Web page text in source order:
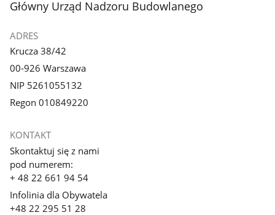
stopka
Główny Urząd Nadzoru Budowlanego
ADRES
Krucza 38/42
00-926 Warszawa
NIP 5261055132
Regon 010849220
KONTAKT
Skontaktuj się z nami
pod numerem:
+ 48 22 661 94 54
Infolinia dla Obywatela
+48 22 295 51 28